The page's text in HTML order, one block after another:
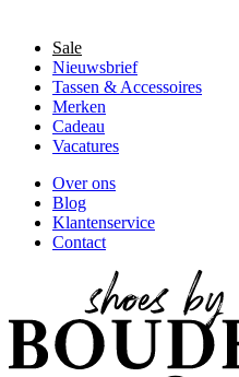
Sale
Nieuwsbrief
Tassen & Accessoires
Merken
Cadeau
Vacatures
Over ons
Blog
Klantenservice
Contact